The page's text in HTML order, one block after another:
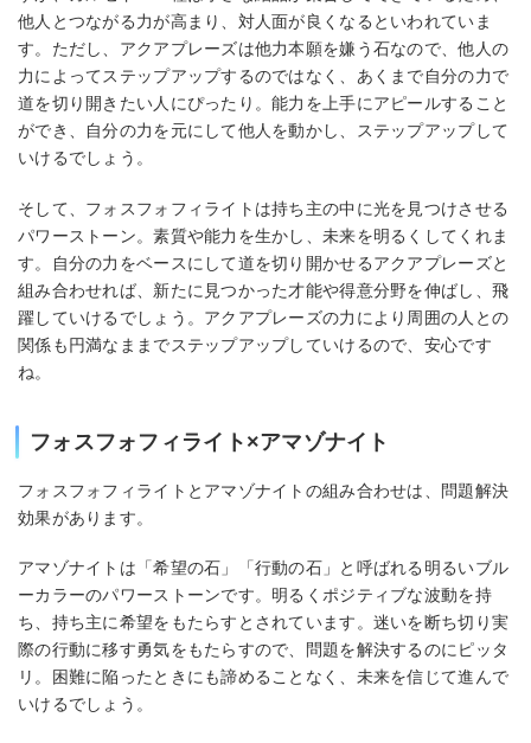
他人とつながる力が高まり、対人面が良くなるといわれていま
す。ただし、アクアプレーズは他力本願を嫌う石なので、他人の
力によってステップアップするのではなく、あくまで自分の力で
道を切り開きたい人にぴったり。能力を上手にアピールすること
ができ、自分の力を元にして他人を動かし、ステップアップして
いけるでしょう。
そして、フォスフォフィライトは持ち主の中に光を見つけさせる
パワーストーン。素質や能力を生かし、未来を明るくしてくれま
す。自分の力をベースにして道を切り開かせるアクアプレーズと
組み合わせれば、新たに見つかった才能や得意分野を伸ばし、飛
躍していけるでしょう。アクアプレーズの力により周囲の人との
関係も円満なままでステップアップしていけるので、安心です
ね。
フォスフォフィライト×アマゾナイト
フォスフォフィライトとアマゾナイトの組み合わせは、問題解決
効果があります。
アマゾナイトは「希望の石」「行動の石」と呼ばれる明るいブル
ーカラーのパワーストーンです。明るくポジティブな波動を持
ち、持ち主に希望をもたらすとされています。迷いを断ち切り実
際の行動に移す勇気をもたらすので、問題を解決するのにピッタ
リ。困難に陥ったときにも諦めることなく、未来を信じて進んで
いけるでしょう。